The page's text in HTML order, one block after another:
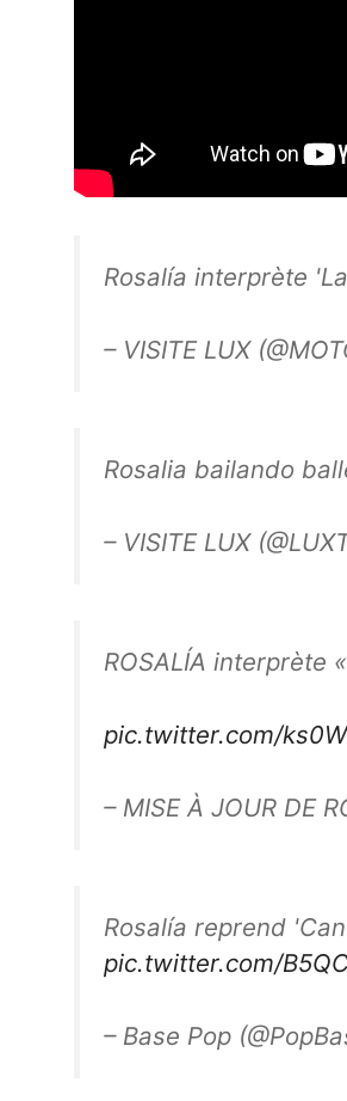
Rosalía interprète
– VISITE LUX
Rosalia bailando
– VISITE LUX
ROSALÍA interprète
pic.twitter.com/
– MISE À JOUR DE
Rosalía reprend
pic.twitter.com/
– Base Pop